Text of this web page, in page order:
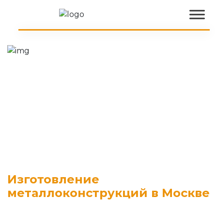
Изготовление
металлоконструкций в Москве